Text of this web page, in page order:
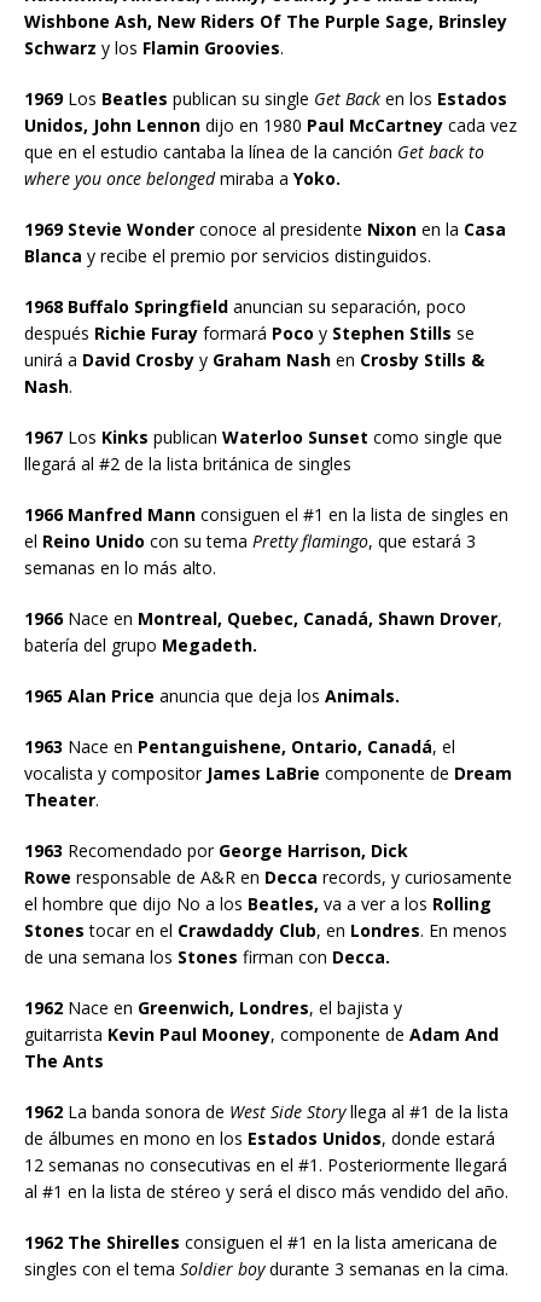
Wishbone Ash, New Riders Of The Purple Sage, Brinsley
Schwarz y los Flamin Groovies.
1969Los Beatles publican su single Get Back en los Estados
Unidos, John Lennon dijo en 1980 Paul McCartney cada vez
que en el estudio cantaba la línea de la canción Get back to
where you once belongedmiraba a Yoko.
1969 Stevie Wonder conoce al presidente Nixon en la Casa
Blanca y recibe el premio por servicios distinguidos.
1968 Buffalo Springfield anuncian su separación, poco
después Richie Furay formará Poco y Stephen Stills se
unirá a David Crosby y Graham Nash en Crosby Stills &
Nash.
1967 Los Kinks publican Waterloo Sunset como single que
llegará al #2 de la lista británica de singles
1966 Manfred Mann consiguen el #1 en la lista de singles en
el Reino Unido con su tema Pretty flamingo, que estará 3
semanas en lo más alto.
1966Nace en Montreal, Quebec, Canadá, Shawn Drover,
batería del grupo Megadeth.
1965 Alan Price anuncia que deja los Animals.
1963 Nace en Pentanguishene, Ontario, Canadá, el
vocalista y compositorJames LaBrie componente de Dream
Theater.
1963 Recomendado por George Harrison, Dick
Rowe responsable de A&R en Decca records, y curiosamente
el hombre que dijo No a los Beatles, va a ver a los Rolling
Stones tocar en el Crawdaddy Club, en Londres. En menos
de una semana los Stones firman con Decca.
1962 Nace en Greenwich, Londres, el bajista y
guitarrista Kevin Paul Mooney, componente de Adam And
The Ants
1962 La banda sonora de West Side Storyllega al #1 de la lista
de álbumes en mono en los Estados Unidos, donde estará
12 semanas no consecutivas en el #1. Posteriormente llegará
al #1 en la lista de stéreo y será el disco más vendido del año.
1962 The Shirelles consiguen el #1 en la lista americana de
singles con el tema Soldier boydurante 3 semanas en la cima.